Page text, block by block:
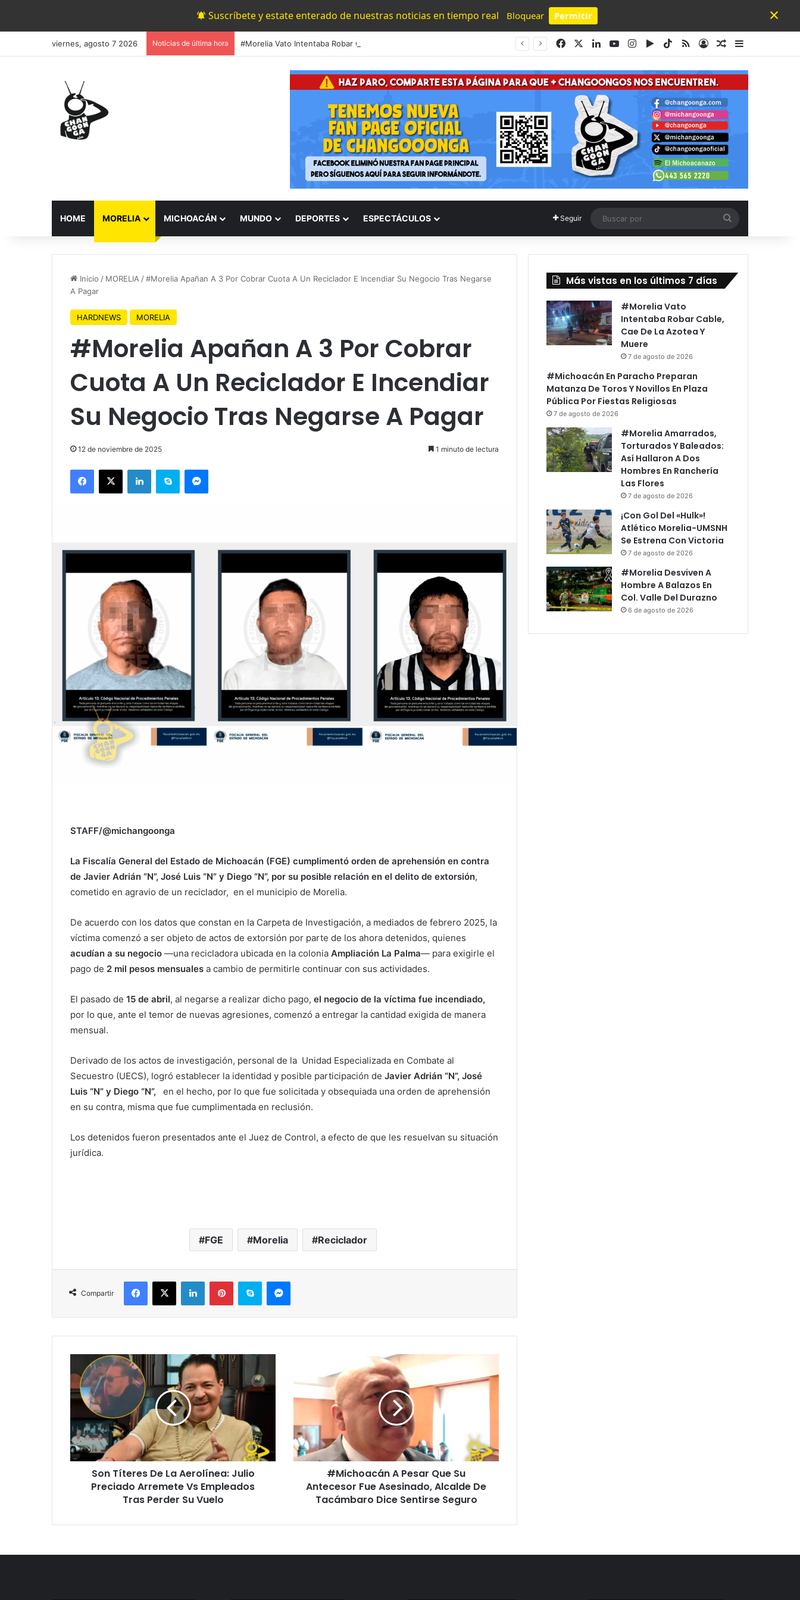
Suscríbete y estate enterado de nuestras noticias en tiempo real Bloquear Permitir
Powered by SendPulse
×
viernes, agosto 7 2026 Noticias de última hora #Morelia Vato Intentaba Robar Cable, Cae De La Azotea Y Muere FacebookLinkedInYouTubeInstagram
Google Play
TikTok
RSSAccesoPublicación al
Barra lateral
HOME MORELIA MICHOACÁN MUNDO DEPORTES ESPECTÁCULOS Seguir
por
Inicio / MORELIA /#Morelia Apañan A 3 Por Cobrar Cuota A Un Reciclador E Incendiar Su Negocio Tras Negarse
A Pagar
HARDNEWS MORELIA
#Morelia Apañan A 3 Por Cobrar
Cuota A Un Reciclador E Incendiar
Su Negocio Tras Negarse A Pagar
12 de noviembre de 2025 1 minuto de lectura
Facebook
X LinkedInSkype Messenger
STAFF/@michangoonga
La Fiscalía General del Estado de Michoacán (FGE) cumplimentó orden de aprehensión en contra
de Javier Adrián “N”, José Luis “N” y Diego “N”, por su posible relación en el delito de extorsión,
cometido en agravio de un reciclador, en el municipio de Morelia.
De acuerdo con los datos que constan en la Carpeta de Investigación, a mediados de febrero 2025, la
víctima comenzó a ser objeto de actos de extorsión por parte de los ahora detenidos, quienes
acudían a su negocio —una recicladora ubicada en la colonia Ampliación La Palma— para exigirle el
pago de 2 mil pesos mensuales a cambio de permitirle continuar con sus actividades.
El pasado de 15 de abril, al negarse a realizar dicho pago, el negocio de la víctima fue incendiado,
por lo que, ante el temor de nuevas agresiones, comenzó a entregar la cantidad exigida de manera
mensual.
Derivado de los actos de investigación, personal de la Unidad Especializada en Combate al
Secuestro (UECS), logró establecer la identidad y posible participación de Javier Adrián “N”, José
Luis “N” y Diego “N”, en el hecho, por lo que fue solicitada y obsequiada una orden de aprehensión
en su contra, misma que fue cumplimentada en reclusión.
Los detenidos fueron presentados ante el Juez de Control, a efecto de que les resuelvan su situación
jurídica.
FGE Morelia Reciclador
Compartir
Facebook
X LinkedInPinterestSkype Messenger
Títeres
De
La
Aerolínea:
Julio
Preciado
Arremete
Vs
EmpleadosSon Títeres De La Aerolínea: Julio
Preciado Arremete Vs Empleados
Tras Perder Su Vuelo
Pesar
Que
Antecesor
Fue
Asesinado,
Alcalde
Tacámbaro
#Michoacán A Pesar Que Su
Antecesor Fue Asesinado, Alcalde De
Tacámbaro Dice Sentirse Seguro
Más vistas en los últimos 7 días
#Morelia Vato
Intentaba Robar Cable,
Cae De La Azotea Y
Muere
7 de agosto de 2026
#Michoacán En Paracho Preparan
Matanza De Toros Y Novillos En Plaza
Pública Por Fiestas Religiosas
7 de agosto de 2026
#Morelia Amarrados,
Torturados Y Baleados:
Así Hallaron A Dos
Hombres En Ranchería
Las Flores
7 de agosto de 2026
¡Con Gol Del «Hulk»!
Atlético Morelia-UMSNH
Se Estrena Con Victoria
7 de agosto de 2026
#Morelia Desviven A
Hombre A Balazos En
Col. Valle Del Durazno
6 de agosto de 2026